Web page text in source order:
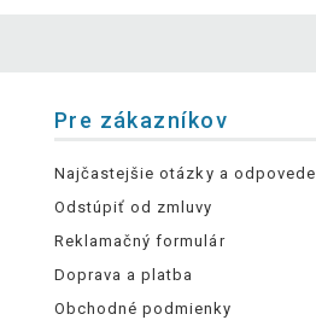
Pre zákazníkov
Najčastejšie otázky a odpovede
Odstúpiť od zmluvy
Reklamačný formulár
Doprava a platba
Obchodné podmienky